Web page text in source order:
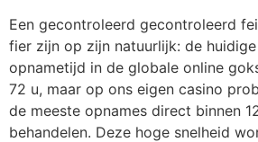
Een gecontroleerd gecontroleerd
fier zijn op zijn natuurlijk: de
opnametijd in de globale online
72 u, maar op ons eigen casino
de meeste opnames direct binnen
behandelen. Deze hoge snelheid